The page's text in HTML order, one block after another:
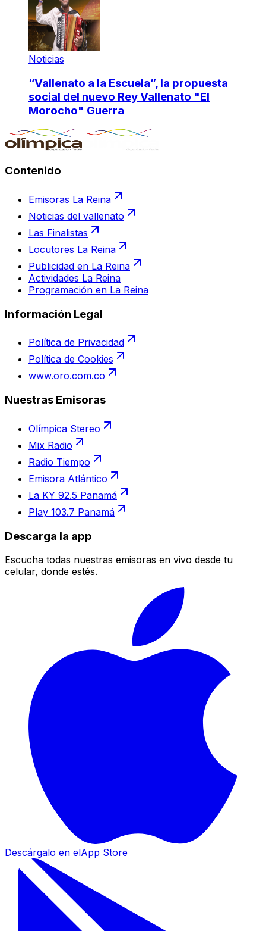
Noticias
“Vallenato a la Escuela”, la propuesta
social del nuevo Rey Vallenato "El
Morocho" Guerra
Contenido
Emisoras La Reina
Noticias del vallenato
Las Finalistas
Locutores La Reina
Publicidad en La Reina
Actividades La Reina
Programación en La Reina
Información Legal
Política de Privacidad
Política de Cookies
www.oro.com.co
Nuestras Emisoras
Olímpica Stereo
Mix Radio
Radio Tiempo
Emisora Atlántico
La KY 92.5 Panamá
Play 103.7 Panamá
Descarga la app
Escucha todas nuestras emisoras en vivo desde tu
celular, donde estés.
Descárgalo en elApp Store